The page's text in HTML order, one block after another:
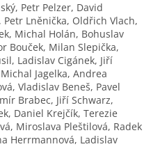
Petr Pelzer, David
Lněnička, Oldřich Vlach,
Michal Holán, Bohuslav
Bouček, Milan Slepička,
Ladislav Cigánek, Jiří
Jagelka, Andrea
Vladislav Beneš, Pavel
Brabec, Jiří Schwarz,
Daniel Krejčík, Terezie
Miroslava Pleštilová, Radek
Herrmannová, Ladislav